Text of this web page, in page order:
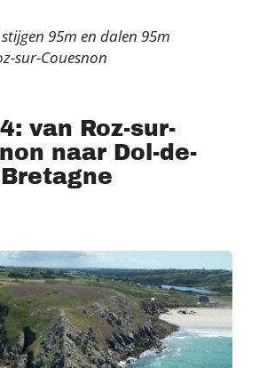
95m en dalen 95m
sur-Couesnon
van Roz-sur-
naar Dol-de-
Bretagne